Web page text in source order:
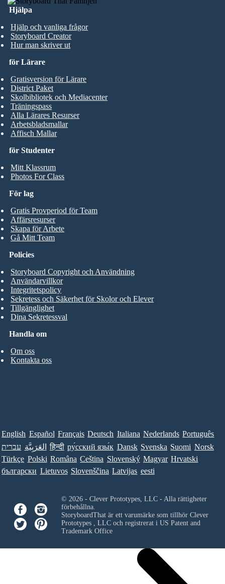
Hjälpa
Hjälp och vanliga frågor
Storyboard Creator
Hur man skriver ut
för Studenter
Mitt Klassrum
Photos For Class
för Lärare
Gratisversion för Lärare
District Paket
Skolbibliotek och Mediacenter
Träningspass
Alla Lärares Resurser
Arbetsbladsmallar
Affisch Mallar
För lag
Gratis Provperiod för Team
Affärsresurser
Skapa för Arbete
Gå Mitt Team
Handla om
Om oss
Kontakta oss
Policies
Storyboard Copyright och Användning
Användarvillkor
Integritetspolicy
Sekretess och Säkerhet för Skolor och Elever
Tillgänglighet
Dina Sekretessval
English Español Français Deutsch Italiana Nederlands Português
עברית العَرَبِيَّة हिन्दी ру́сский язы́к Dansk Svenska Suomi Norsk
Türkçe Polski Româna Ceština Slovenský Magyar Hrvatski
български Lietuvos Slovenščina Latvijas eesti
© 2026 - Clever Prototypes, LLC - Alla rättigheter
förbehållna.
StoryboardThat är ett varumärke som tillhör Clever
Prototypes , LLCoch registrerat i US Patent and
Trademark Office